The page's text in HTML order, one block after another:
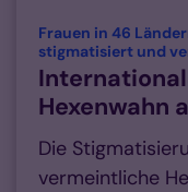
Frauen in 46
stigmatisiert und
Hexenwahn
Die
vermeintliche